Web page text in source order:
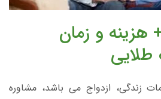
هزینه و زمان
زندگی، ازدواج می باشد، مشاوره